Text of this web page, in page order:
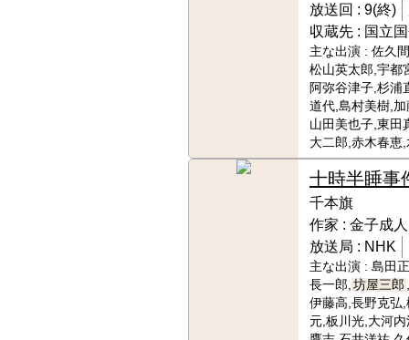
放送回 : 9(終)
収蔵先 : 国立
主な出演 : 佐久
松山英太郎,宇都
阿弥谷津子,杉浦
道代,島村美樹,
山田美也子,東田
大二郎,赤木春恵
十時半睡事
千本旗
作家 : 金子成人
放送局 : NHK
主な出演 : 島田
長一郎, 坊屋三郎
伊藤高,長野克弘
元,板川光,大河